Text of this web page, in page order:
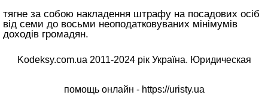
тягне за собою накладення штрафу на посадових осіб
від семи до восьми неоподатковуваних мінімумів
доходів громадян.
Kodeksy.com.ua 2011-2024 рік Україна. Юридическая
помощь онлайн - https://uristy.ua